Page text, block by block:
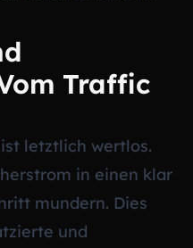
Traffic
letztlich wertlos.
in einen klar
mundern. Dies
und